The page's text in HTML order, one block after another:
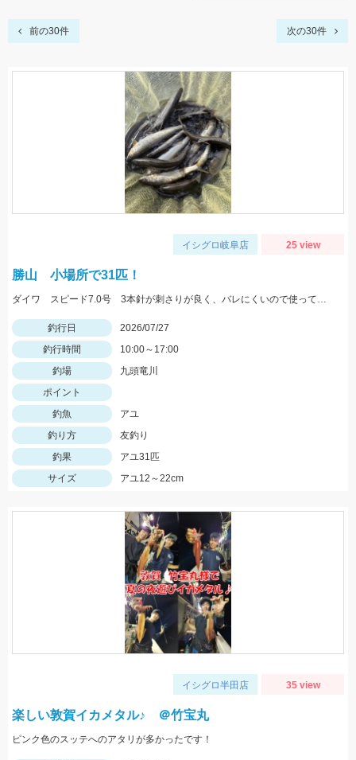
前の30件 次の30件
イシグロ岐阜店 25 view
勝山 小場所で31匹！
ダイワ スピード7.0号 3本針が刺さりが良く、バレにくいので使っています！
釣行日
2026/07/27
釣行時間
10:00～17:00
釣場
九頭竜川
ポイント
釣魚
アユ
釣り方
友釣り
釣果
アユ31匹
サイズ
アユ12～22cm
イシグロ半田店 35 view
楽しい敦賀イカメタル♪ ＠竹宝丸
ピンク色のスッテへのアタリが多かったです！